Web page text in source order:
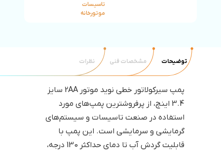
تاسیسات
موتورخانه
توضیحات مشخصات فنی نظرات
پمپ سیرکولاتور خطی نوید موتور 2AA سایز
3.4 اینچ، از پرفروشترین پمپ‌های مورد
استفاده در صنعت تاسیسات و سیستم‌های
گرمایشی و سرمایشی است. این پمپ با
قابلیت گردش آب تا دمای حداکثر 130 درجه،